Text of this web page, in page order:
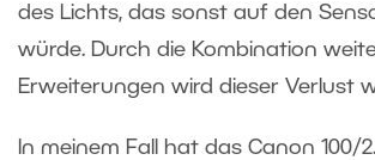
des Lichts, das sonst auf den
würde. Durch die Kombination
Erweiterungen wird dieser Verlust
In meinem Fall hat das Canon 100/